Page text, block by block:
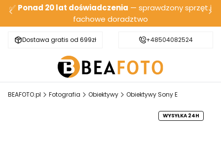
✅ Ponad 20 lat doświadczenia — sprawdzony sprzęt i
fachowe doradztwo
Dostawa gratis od 699zł Bezpieczna wysyłka
+48504082524
BEAFOTO.pl Fotografia Obiektywy Obiektywy Sony E
WYSYŁKA 24H